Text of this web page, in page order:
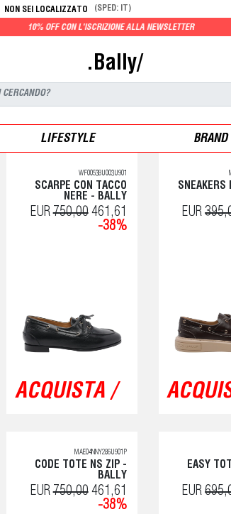
NON SEI LOCALIZZATO (SPED: IT)
CON L'ISCRIZIONE ALLA NEWSLETTER
.Bally/
LIFESTYLE BRAND
WF0053BU003U901
SCARPE CON TACCO
NERE - BALLY
EUR750,00461,61
-38%
ACQUISTA /
SNEAKERS
EUR
MAE04NNY286U901P
CODE TOTE NS ZIP -
BALLY
EUR750,00461,61
-38%
EASY
EUR